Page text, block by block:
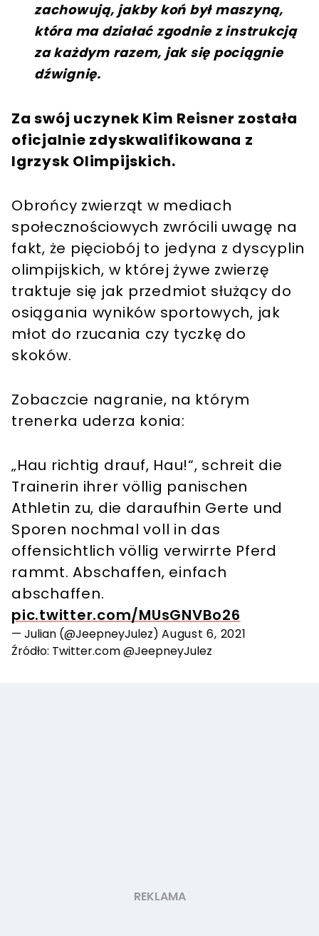
zachowują, jakby koń był maszyną,
która ma działać zgodnie z instrukcją
za każdym razem, jak się pociągnie
dźwignię.
Za swój uczynek Kim Reisner została
oficjalnie zdyskwalifikowana z
Igrzysk Olimpijskich.
Obrońcy zwierząt w mediach
społecznościowych zwrócili uwagę na
fakt, że pięciobój to jedyna z dyscyplin
olimpijskich, w której żywe zwierzę
traktuje się jak przedmiot służący do
osiągania wyników sportowych, jak
młot do rzucania czy tyczkę do
skoków.
Zobaczcie nagranie, na którym
trenerka uderza konia:
„Hau richtig drauf, Hau!“, schreit die
Trainerin ihrer völlig panischen
Athletin zu, die daraufhin Gerte und
Sporen nochmal voll in das
offensichtlich völlig verwirrte Pferd
rammt. Abschaffen, einfach
abschaffen.
pic.twitter.com/MUsGNVBo26
— Julian (@JeepneyJulez) August 6, 2021
Źródło: Twitter.com @JeepneyJulez